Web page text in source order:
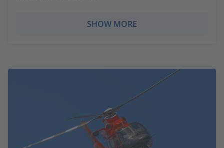
SHOW MORE